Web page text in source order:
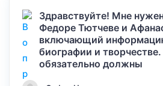
Здравствуйте! Мне
Федоре Тютчеве и
включающий
биографии и
обязательно должны